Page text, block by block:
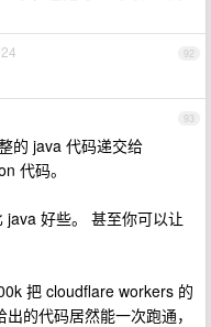
92
93
的 java 代码递交给
代码。
好些。 甚至你可以让
把 cloudflare workers 的
的代码居然能一次跑通，